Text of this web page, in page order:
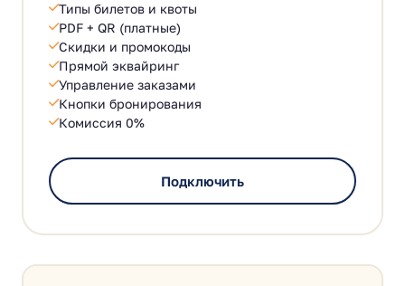
Типы билетов и квоты
PDF + QR (платные)
Скидки и промокоды
Прямой эквайринг
Управление заказами
Кнопки бронирования
Комиссия 0%
Подключить